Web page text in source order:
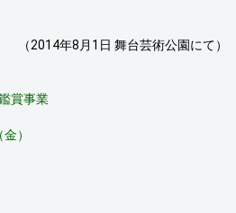
（2014年8月1日 舞台芸術公園にて）
賞事業
）